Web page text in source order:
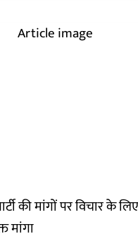
की मांगों पर विचार के
मांगा